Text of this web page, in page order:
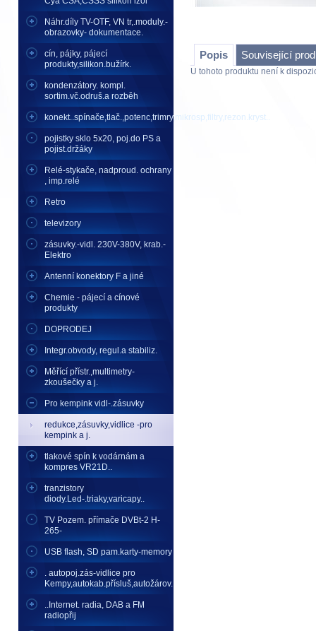
Náhr.díly TV-OTF, VN tr,.moduly.-
obrazovky- dokumentace.
cín, pájky, pájecí
produkty,silikon.bužírk.
kondenzátory. kompl.
sortim.vč.odruš.a rozběh
konekt..spínače,tlač.,potenc,trimry,mikrosp,filtry,rezon.kryst..
pojistky sklo 5x20, poj.do PS a
pojist.držáky
Relé-stykače, nadproud. ochrany
, imp.relé
Retro
televizory
zásuvky.-vidl. 230V-380V, krab.-
Elektro
Antenní konektory F a jiné
Chemie - pájecí a cínové
produkty
DOPRODEJ
Integr.obvody, regul.a stabiliz.
Měřící přístr.,multimetry-
zkoušečky a j.
Pro kempink vidl-.zásuvky
redukce,zásuvky,vidlice -pro
kempink a j.
tlakové spín k vodárnám a
kompres VR21D..
tranzistory
diody.Led-.triaky,varicapy..
TV Pozem. přímače DVBt-2 H-
265-
USB flash, SD pam.karty-memory
. autopoj.zás-vidlice pro
Kempy,autokab.přísluš,autožárov.
..Internet. radia, DAB a FM
radiopřij
Popis Související
U tohoto produktu není k